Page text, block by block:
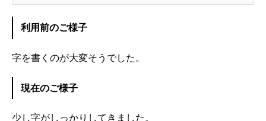
利用前のご様子
字を書くのが大変そうでした。
現在のご様子
少し字がしっかりしてきました。